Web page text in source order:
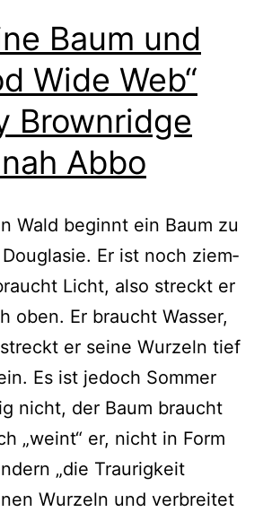
Baum und
Wide Web“
Brownridge
Abbo
Wald beginnt ein Baum zu
Er ist noch ziem­
Licht, also streckt er
oben. Er braucht Wasser,
er sei­ne Wurzeln tief
Es ist jedoch Sommer
nicht, der Baum braucht
„weint“ er, nicht in Form
„die Traurigkeit
Wurzeln und ver­brei­tet